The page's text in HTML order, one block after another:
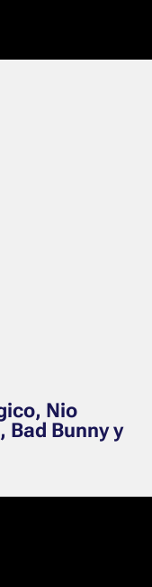
Nio
Bad Bunny y